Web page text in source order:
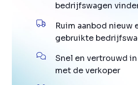
bedrijfswagen
Ruim aanbod nieuw
gebruikte
Snel en vertrouwd
met de verkoper